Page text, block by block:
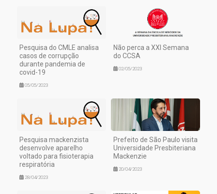
Pesquisa do CMLE analisa
casos de corrupção
durante pandemia de
covid-19
05/05/2023
Não perca a XXI Semana
do CCSA
02/05/2023
Pesquisa mackenzista
desenvolve aparelho
voltado para fisioterapia
respiratória
28/04/2023
Prefeito de São Paulo visita
Universidade Presbiteriana
Mackenzie
20/04/2023